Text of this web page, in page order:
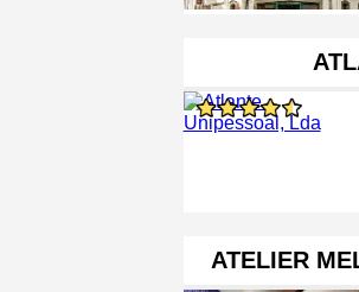
ATELIER